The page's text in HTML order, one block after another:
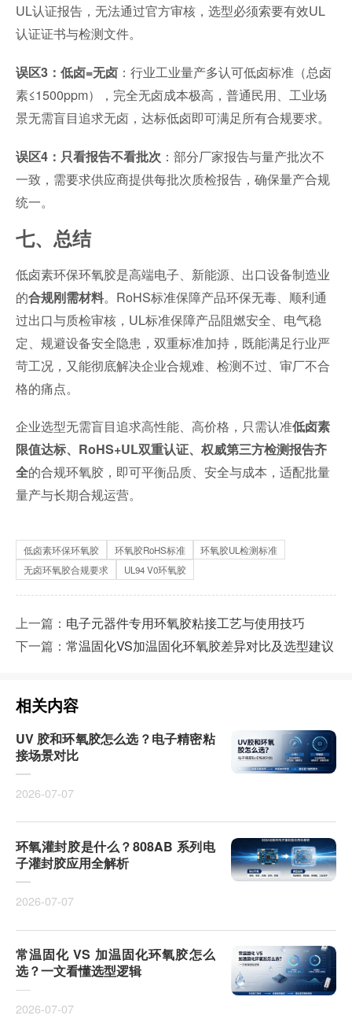
UL认证报告，无法通过官方审核，选型必须索要有效UL
认证证书与检测文件。
误区3：低卤=无卤：行业工业量产多认可低卤标准（总卤
素≤1500ppm），完全无卤成本极高，普通民用、工业场
景无需盲目追求无卤，达标低卤即可满足所有合规要求。
误区4：只看报告不看批次 ：部分厂家报告与量产批次不
一致，需要求供应商提供每批次质检报告，确保量产合规
统一。
七、总结
低卤素环保环氧胶是高端电子、新能源、出口设备制造业
的合规刚需材料。RoHS标准保障产品环保无毒、顺利通
过出口与质检审核，UL标准保障产品阻燃安全、电气稳
定、规避设备安全隐患，双重标准加持，既能满足行业严
苛工况，又能彻底解决企业合规难、检测不过、审厂不合
格的痛点。
企业选型无需盲目追求高性能、高价格，只需认准低卤素
限值达标、RoHS+UL双重认证、权威第三方检测报告齐
全的合规环氧胶，即可平衡品质、安全与成本，适配批量
量产与长期合规运营。
低卤素环保环氧胶 环氧胶RoHS标准
环氧胶UL检测标准
无卤环氧胶合规要求
UL94 V0环氧胶
上一篇： 电子元器件专用环氧胶粘接工艺与使用技巧
下一篇： 常温固化VS加温固化环氧胶差异对比及选型建议
相关内容
UV 胶和环氧胶怎么选？电子精密粘
接场景对比
2026-07-07
环氧灌封胶是什么？808AB 系列电
子灌封胶应用全解析
2026-07-07
常温固化 VS 加温固化环氧胶怎么
选？一文看懂选型逻辑
2026-07-07